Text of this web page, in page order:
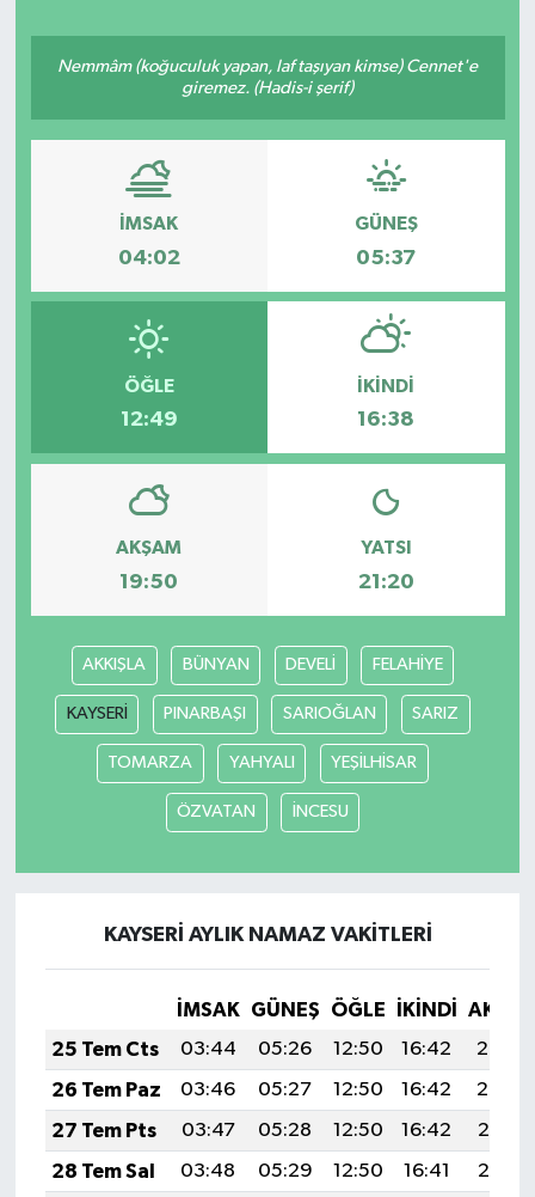
Nemmâm (koğuculuk yapan, laf taşıyan kimse) Cennet'e
giremez. (Hadis-i şerif)
İMSAK
04:02
GÜNEŞ
05:37
ÖĞLE
12:49
İKINDI
16:38
AKŞAM
19:50
YATSI
21:20
AKKIŞLA BÜNYAN DEVELİ FELAHİYE
KAYSERİ PINARBAŞI SARIOĞLAN SARIZ
TOMARZA YAHYALI YEŞİLHİSAR
ÖZVATAN İNCESU
KAYSERİ AYLIK NAMAZ VAKITLERI
İMSAK GÜNEŞ ÖĞLE İKINDI
25 Tem Cts
03:44 05:26 12:50 16:42
20:03
26 Tem Paz
03:46 05:27 12:50 16:42
20:02
27 Tem Pts
03:47 05:28 12:50 16:42
20:01
28 Tem Sal
03:48 05:29 12:50 16:41
20:01
ÖZEL HABER
TARİH
YAŞAM VE ÇEVRE